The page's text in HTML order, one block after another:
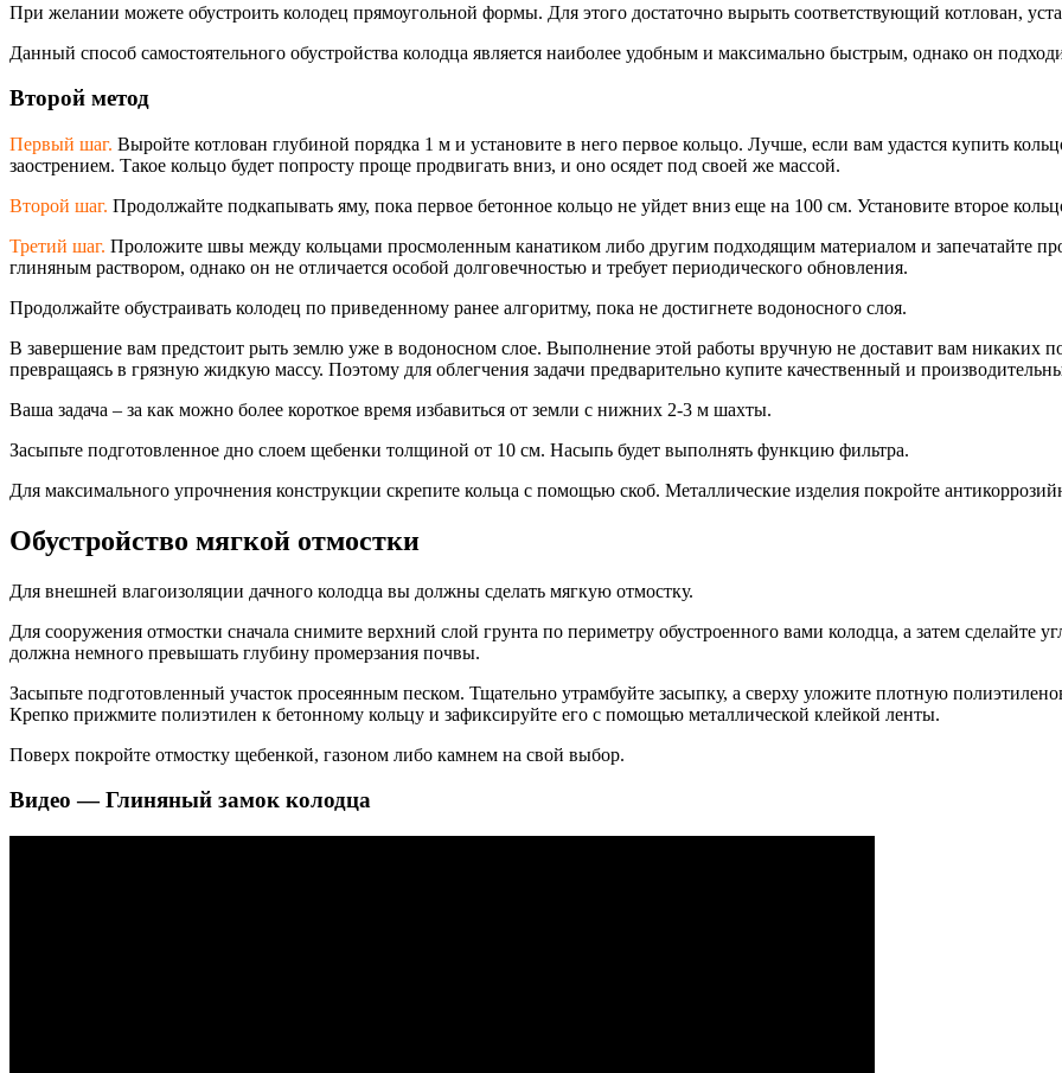
При желании можете обустроить колодец прямоугольной формы. Для этого достаточно вырыть соответствующий котлован,
Данный способ самостоятельного обустройства колодца является наиболее удобным и максимально быстрым, однако он
Второй метод
Первый шаг. Выройте котлован глубиной порядка 1 м и установите в него первое кольцо. Лучше, если вам удастся купить
заострением. Такое кольцо будет попросту проще продвигать вниз, и оно осядет под своей же массой.
Второй шаг. Продолжайте подкапывать яму, пока первое бетонное кольцо не уйдет вниз еще на 100 см. Установите второе
Третий шаг. Проложите швы между кольцами просмоленным канатиком либо другим подходящим материалом и запечатайте
глиняным раствором, однако он не отличается особой долговечностью и требует периодического обновления.
Продолжайте обустраивать колодец по приведенному ранее алгоритму, пока не достигнете водоносного слоя.
В завершение вам предстоит рыть землю уже в водоносном слое. Выполнение этой работы вручную не доставит вам никаких
превращаясь в грязную жидкую массу. Поэтому для облегчения задачи предварительно купите качественный и
Ваша задача – за как можно более короткое время избавиться от земли с нижних 2-3 м шахты.
Засыпьте подготовленное дно слоем щебенки толщиной от 10 см. Насыпь будет выполнять функцию фильтра.
Для максимального упрочнения конструкции скрепите кольца с помощью скоб. Металлические изделия покройте
Обустройство мягкой отмостки
Для внешней влагоизоляции дачного колодца вы должны сделать мягкую отмостку.
Для сооружения отмостки сначала снимите верхний слой грунта по периметру обустроенного вами колодца, а затем сделайте
должна немного превышать глубину промерзания почвы.
Засыпьте подготовленный участок просеянным песком. Тщательно утрамбуйте засыпку, а сверху уложите плотную
Крепко прижмите полиэтилен к бетонному кольцу и зафиксируйте его с помощью металлической клейкой ленты.
Поверх покройте отмостку щебенкой, газоном либо камнем на свой выбор.
Видео — Глиняный замок колодца